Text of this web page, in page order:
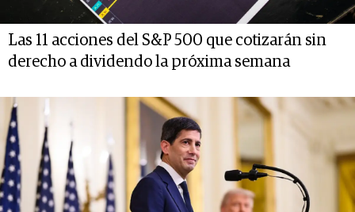
Las 11 acciones del S&P 500 que cotizarán sin
derecho a dividendo la próxima semana